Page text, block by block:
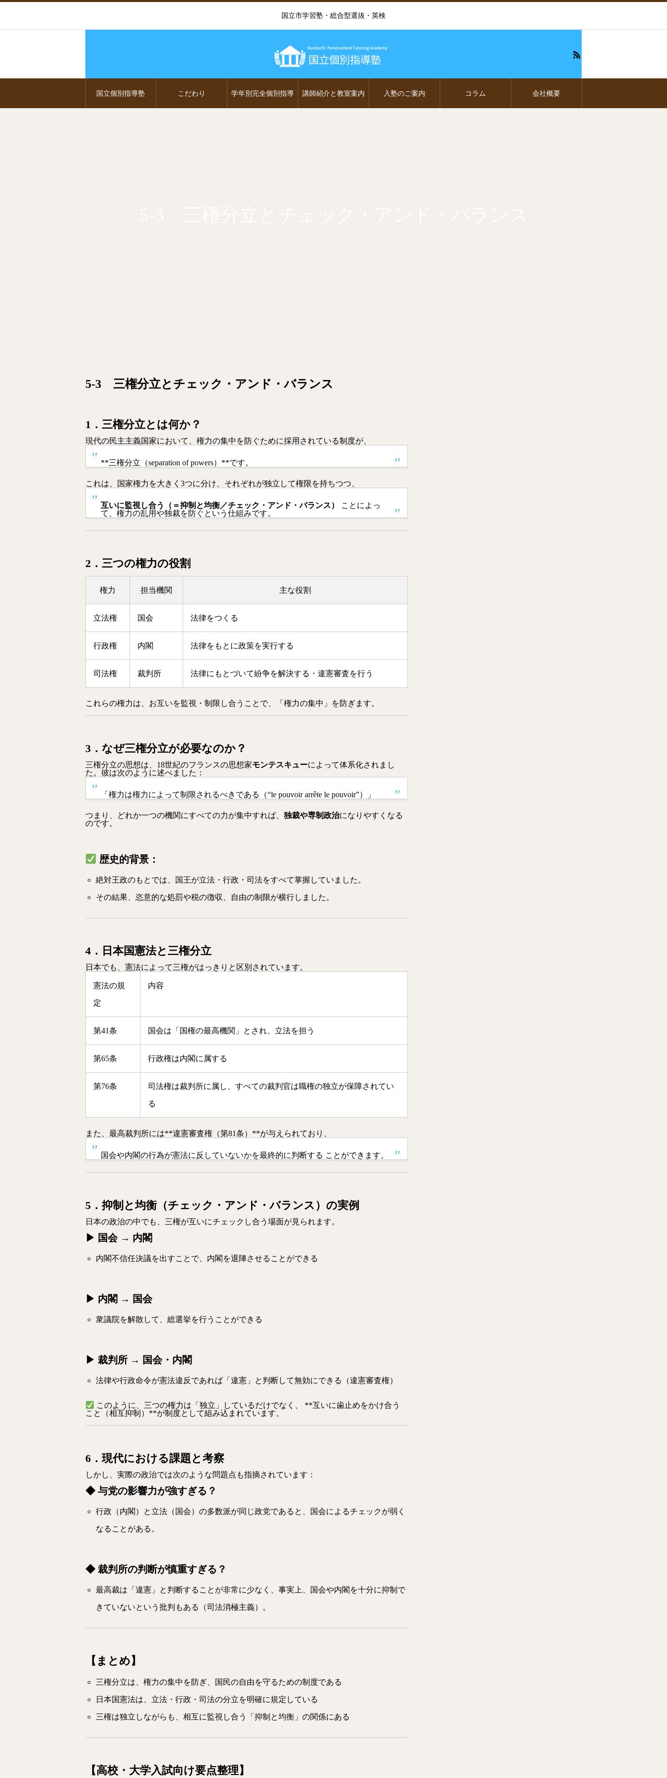
国立市学習塾・総合型選抜・英検
国立個別指導塾 こだわり 学年別完全個別指導 講師紹介と教室案内 入塾のご案内 コラム 会社概要
5-3 三権分立とチェック・アンド・バランス
1．三権分立とは何か？
現代の民主主義国家において、権力の集中を防ぐために採用されている制度が、
**三権分立（separation of powers）**です。
これは、国家権力を大きく3つに分け、それぞれが独立して権限を持ちつつ、
互いに監視し合う（＝抑制と均衡／チェック・アンド・バランス）
ことによっ
て、権力の乱用や独裁を防ぐという仕組みです。
2．三つの権力の役割
権力 担当機関 主な役割
立法権 国会 法律をつくる
行政権 内閣 法律をもとに政策を実行する
司法権 裁判所 法律にもとづいて紛争を解決する・違憲審査を行う
これらの権力は、お互いを監視・制限し合うことで、「権力の集中」を防ぎます。
3．なぜ三権分立が必要なのか？
三権分立の思想は、18世紀のフランスの思想家モンテスキューによって体系化されまし
た。彼は次のように述べました：
「権力は権力によって制限されるべきである（“le pouvoir arrête le pouvoir”）」
つまり、どれか一つの機関にすべての力が集中すれば、 独裁や専制政治になりやすくなる
のです。
歴史的背景：
絶対王政のもとでは、国王が立法・行政・司法をすべて掌握していました。
その結果、恣意的な処罰や税の徴収、自由の制限が横行しました。
4．日本国憲法と三権分立
日本でも、憲法によって三権がはっきりと区別されています。
憲法の規
定
内容
第41条 国会は「国権の最高機関」とされ、立法を担う
第65条 行政権は内閣に属する
第76条 司法権は裁判所に属し、すべての裁判官は職権の独立が保障されてい
る
また、最高裁判所には**違憲審査権（第81条）**が与えられており、
国会や内閣の行為が憲法に反していないかを最終的に判断する ことができます。
5．抑制と均衡（チェック・アンド・バランス）の実例
日本の政治の中でも、三権が互いにチェックし合う場面が見られます。
▶ 国会 → 内閣
内閣不信任決議を出すことで、内閣を退陣させることができる
▶ 内閣 → 国会
衆議院を解散して、総選挙を行うことができる
▶ 裁判所 → 国会・内閣
法律や行政命令が憲法違反であれば「違憲」と判断して無効にできる（違憲審査権）
このように、三つの権力は「独立」しているだけでなく、 **互いに歯止めをかけ合う
こと（相互抑制）**が制度として組み込まれています。
6．現代における課題と考察
しかし、実際の政治では次のような問題点も指摘されています：
◆ 与党の影響力が強すぎる？
行政（内閣）と立法（国会）の多数派が同じ政党であると、国会によるチェックが弱く
なることがある。
◆ 裁判所の判断が慎重すぎる？
最高裁は「違憲」と判断することが非常に少なく、事実上、国会や内閣を十分に抑制で
きていないという批判もある（司法消極主義）。
【まとめ】
三権分立は、権力の集中を防ぎ、国民の自由を守るための制度である
日本国憲法は、立法・行政・司法の分立を明確に規定している
三権は独立しながらも、相互に監視し合う「抑制と均衡」の関係にある
【高校・大学入試向け要点整理】